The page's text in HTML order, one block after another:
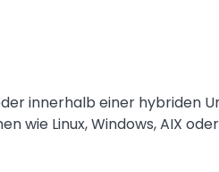
innerhalb einer hybriden
Linux, Windows, AIX oder